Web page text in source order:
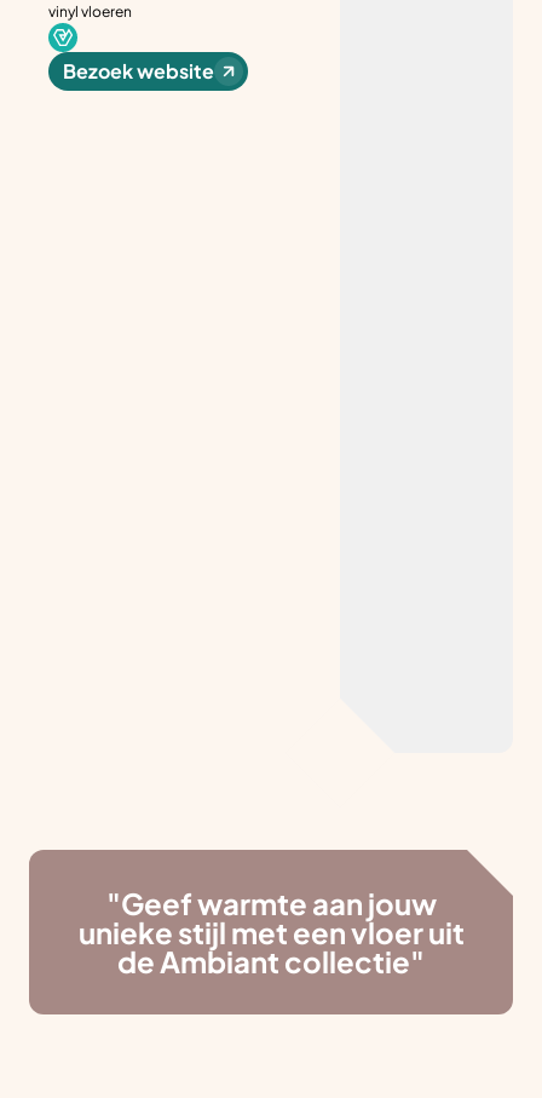
vinyl vloeren
Bezoek website
"Geef warmte aan jouw
unieke stijl met een vloer uit
de Ambiant collectie"